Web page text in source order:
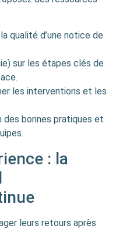
qualité d’une notice de
sur les étapes clés de
les interventions et les
des bonnes pratiques et
: la
leurs retours après